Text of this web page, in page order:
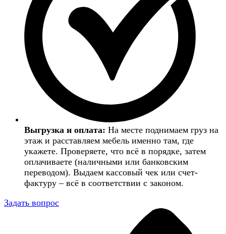
Выгрузка и оплата: На месте поднимаем груз на
этаж и расставляем мебель именно там, где
укажете. Проверяете, что всё в порядке, затем
оплачиваете (наличными или банковским
переводом). Выдаем кассовый чек или счет-
фактуру – всё в соответствии с законом.
Задать вопрос